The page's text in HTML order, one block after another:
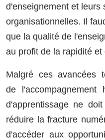
d'enseignement et leurs
organisationnelles. Il
que la qualité de
au profit de la rapidité et
Malgré ces avancées
de l'accompagnement
d'apprentissage ne
réduire la fracture
d'accéder aux